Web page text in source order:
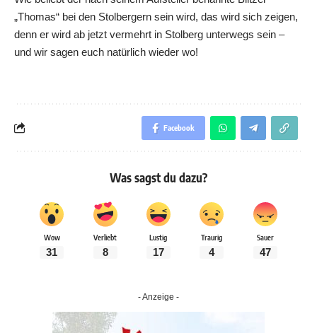
„Thomas“ bei den Stolbergern sein wird, das wird sich zeigen,
denn er wird ab jetzt vermehrt in Stolberg unterwegs sein –
und wir sagen euch natürlich wieder wo!
Facebook
Was sagst du dazu?
Wow
31
Verliebt
8
Lustig
17
Traurig
4
Sauer
47
- Anzeige -